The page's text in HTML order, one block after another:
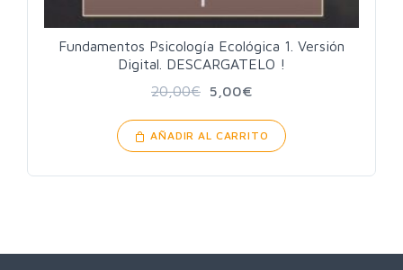
Fundamentos Psicología Ecológica 1. Versión
Digital. DESCARGATELO !
20,00€ 5,00€
AÑADIR AL CARRITO